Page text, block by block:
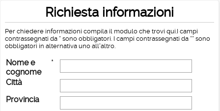
Richiesta informazioni
Per chiedere informazioni compila il modulo che trovi qui.I campi
contrassegnati da * sono obbligatori. I campi contrassegnati da ** sono
obbligatori in alternativa uno all'altro.
Nome e
cognome
*
Città
Provincia